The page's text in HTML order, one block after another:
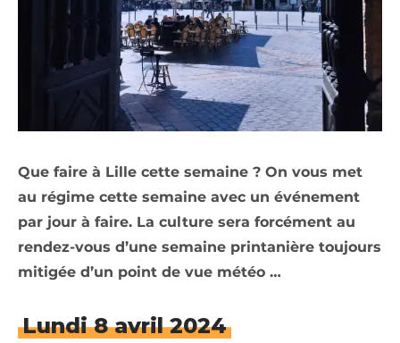
Que faire à Lille cette semaine ? On vous met
au régime cette semaine avec un événement
par jour à faire. La culture sera forcément au
rendez-vous d’une semaine printanière toujours
mitigée d’un point de vue météo …
Lundi 8 avril 2024